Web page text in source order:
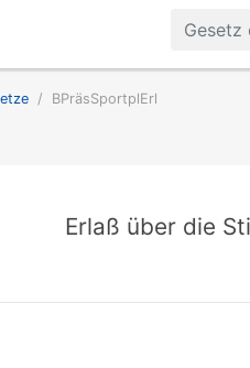
BPräsSportplErl
Erlaß über die